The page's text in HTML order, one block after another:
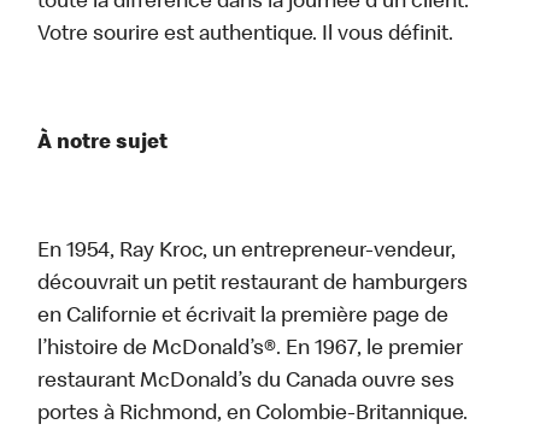
Votre sourire est authentique. Il vous définit.
À notre sujet
En 1954, Ray Kroc, un entrepreneur-vendeur,
découvrait un petit restaurant de hamburgers
en Californie et écrivait la première page de
l’histoire de McDonald’s®. En 1967, le premier
restaurant McDonald’s du Canada ouvre ses
portes à Richmond, en Colombie-Britannique.